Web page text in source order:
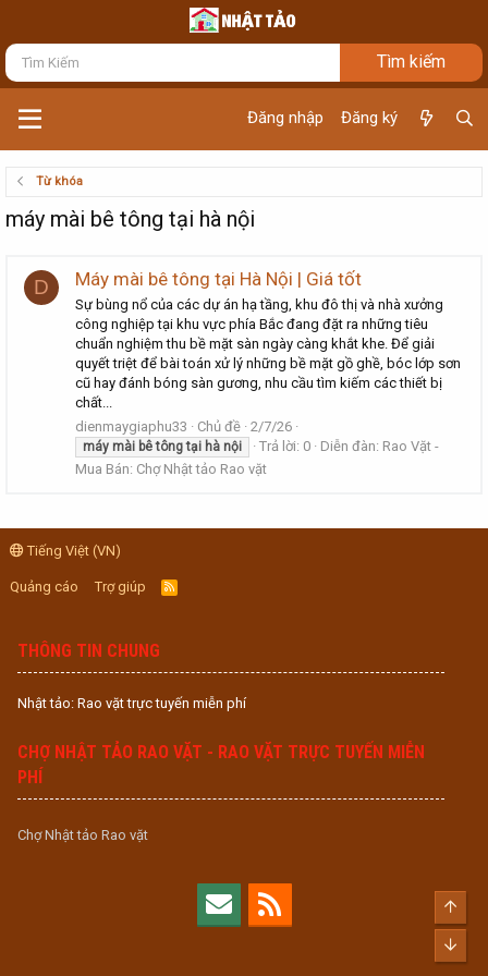
Đăng nhập Đăng ký
Từ khóa
máy mài bê tông tại hà nội
D Máy mài bê tông tại Hà Nội | Giá tốt
Sự bùng nổ của các dự án hạ tầng, khu đô thị và nhà xưởng
công nghiệp tại khu vực phía Bắc đang đặt ra những tiêu
chuẩn nghiệm thu bề mặt sàn ngày càng khắt khe. Để giải
quyết triệt để bài toán xử lý những bề mặt gồ ghề, bóc lớp sơn
cũ hay đánh bóng sàn gương, nhu cầu tìm kiếm các thiết bị
chất...
dienmaygiaphu33
Chủ đề 2/7/26
máy mài bê tông tại hà nội Trả lời: 0 Diễn đàn: Rao Vặt -
Mua Bán: Chợ Nhật tảo Rao vặt
Tiếng Việt (VN)
Quảng cáo Trợ giúp
R
S
THÔNG TIN CHUNG
Nhật tảo: Rao vặt trực tuyến miễn phí
CHỢ NHẬT TẢO RAO VẶT - RAO VẶT TRỰC TUYẾN MIỄN
PHÍ
Chợ Nhật tảo Rao vặt
Top